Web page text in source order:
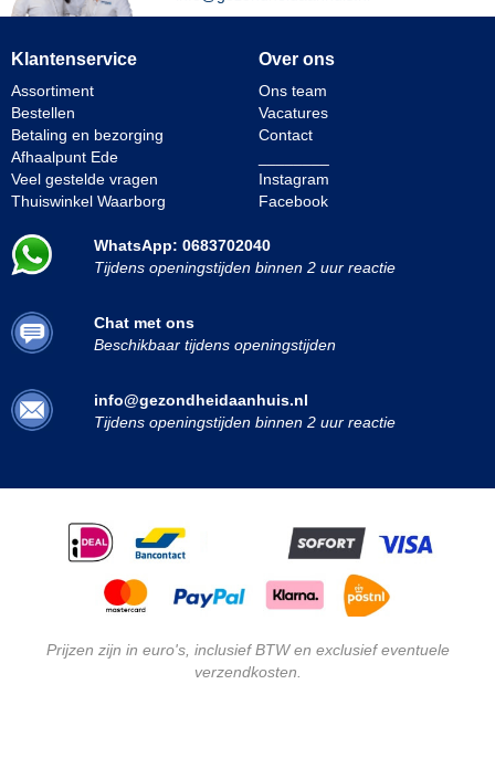
Klantenservice
Assortiment
Bestellen
Betaling en bezorging
Afhaalpunt Ede
Veel gestelde vragen
Thuiswinkel Waarborg
Over ons
Ons team
Vacatures
Contact
Instagram
Facebook
WhatsApp: 0683702040
Tijdens openingstijden binnen 2 uur reactie
Chat met ons
Beschikbaar tijdens openingstijden
info@gezondheidaanhuis.nl
Tijdens openingstijden binnen 2 uur reactie
Prijzen zijn in euro's, inclusief BTW en exclusief eventuele
verzendkosten.